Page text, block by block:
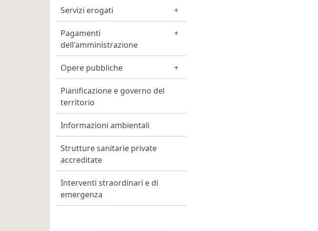
Servizi erogati
Pagamenti
dell'amministrazione
Opere pubbliche
Pianificazione e governo del
territorio
Informazioni ambientali
Strutture sanitarie private
accreditate
Interventi straordinari e di
emergenza